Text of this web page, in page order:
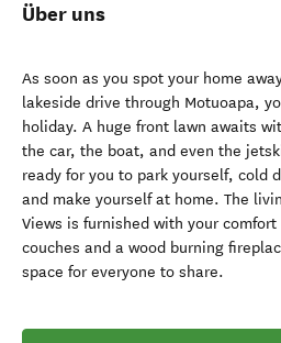
Über uns
As soon as you spot your home
lakeside drive through Motuoapa,
holiday. A huge front lawn awaits
the car, the boat, and even the
ready for you to park yourself, cold
and make yourself at home. The
Views is furnished with your
couches and a wood burning
space for everyone to share.